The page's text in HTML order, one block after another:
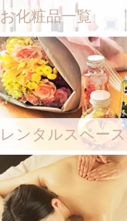
お化粧品一覧
レンタルスペース